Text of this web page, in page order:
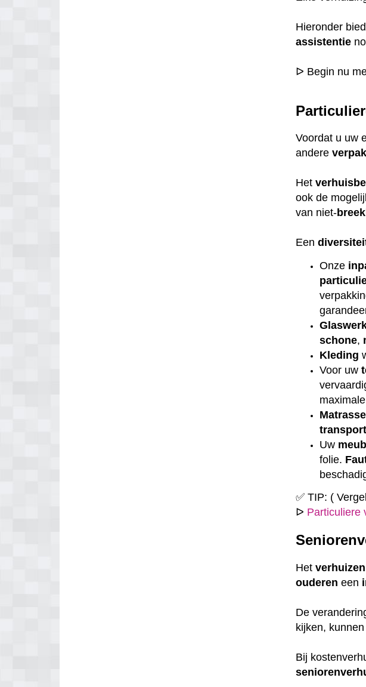
Hieronder
assistentie
ᐅ Begin nu
Voordat u uw
andere
Het
ook de
van niet-
Een
Onze
schone,
Kleding
Voor uw
transport
Uw
folie.
✅ TIP: (
ᐅ Particuliere
Hetverhuizen
ouderen een
De
kijken,
Bij